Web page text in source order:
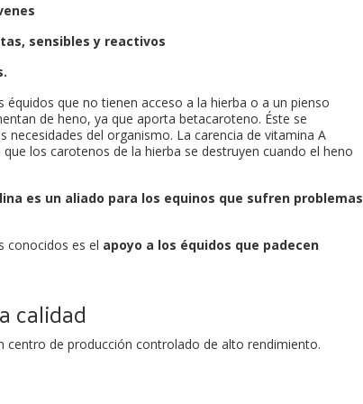
sensibles y reactivos
équidos que no tienen acceso a la hierba o a un pienso
de heno, ya que aporta betacaroteno. Éste se
necesidades del organismo. La carencia de vitamina A
los carotenos de la hierba se destruyen cuando el heno
es un aliado para los equinos que sufren problemas
conocidos es el apoyo a los équidos que padecen
calidad
centro de producción controlado de alto rendimiento.